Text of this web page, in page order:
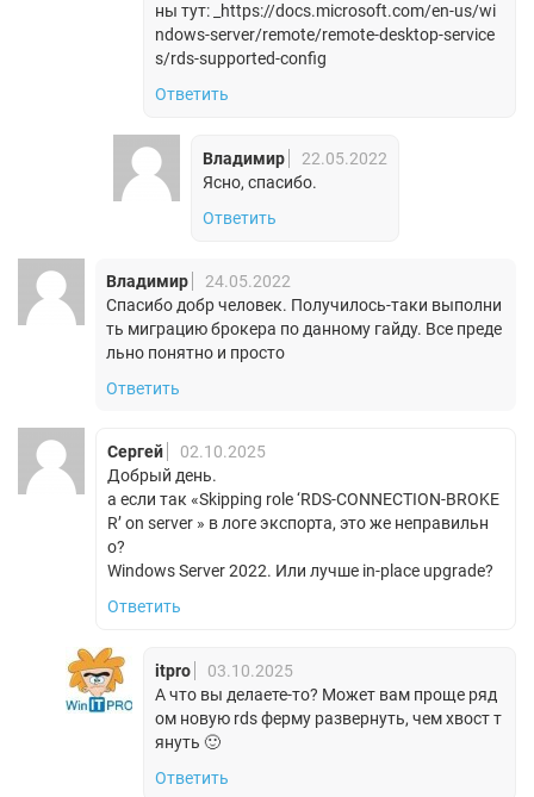
ны тут: _https://docs.microsoft.com/en-us/wi
ndows-server/remote/remote-desktop-service
s/rds-supported-config
Ответить
Владимир
22.05.2022
Ясно, спасибо.
Ответить
Владимир
24.05.2022
Спасибо добр человек. Получилось-таки выполни
ть миграцию брокера по данному гайду. Все преде
льно понятно и просто
Ответить
Сергей
02.10.2025
Добрый день.
а если так «Skipping role ‘RDS-CONNECTION-BROKE
R’ on server » в логе экспорта, это же неправильн
о?
Windows Server 2022. Или лучше in-place upgrade?
Ответить
itpro
03.10.2025
А что вы делаете-то? Может вам проще ряд
ом новую rds ферму развернуть, чем хвост т
януть 🙂
Ответить